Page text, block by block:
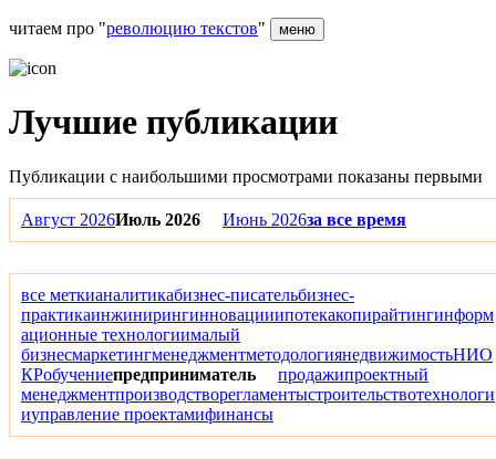
читаем про "революцию текстов" меню
Лучшие публикации
Публикации с наибольшими просмотрами показаны первыми
Август 2026Июль 2026 Июнь 2026за все время
все меткианалитикабизнес-писательбизнес-
практикаинжинирингинновацииипотекакопирайтингинформ
ационные технологиималый
бизнесмаркетингменеджментметодологиянедвижимостьНИО
КРобучениепредприниматель продажипроектный
менеджментпроизводстворегламентыстроительствотехнологи
иуправление проектамифинансы